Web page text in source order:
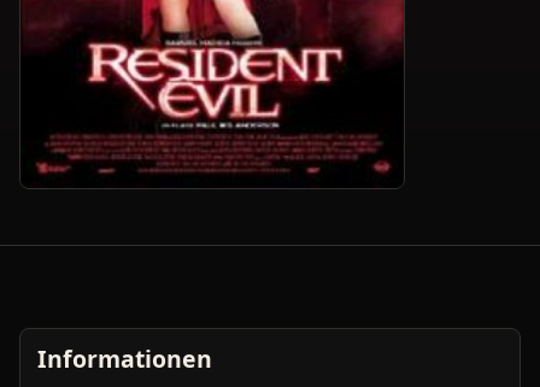
Informationen